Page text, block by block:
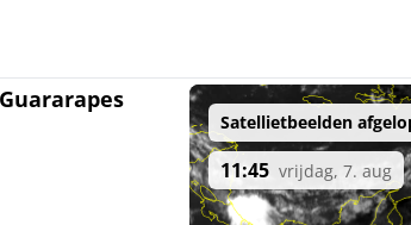
Satellietbeelden
11:45 vrijdag, 7. aug